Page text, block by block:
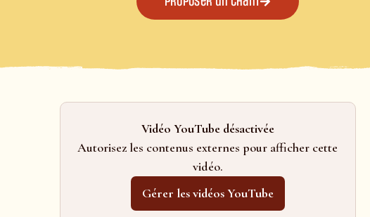
Vidéo YouTube désactivée
Autorisez les contenus externes pour afficher cette
vidéo.
Gérer les vidéos YouTube